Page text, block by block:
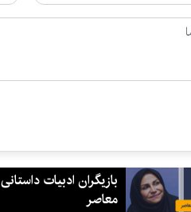
بازیگران ادبیات داستانی
معاصر